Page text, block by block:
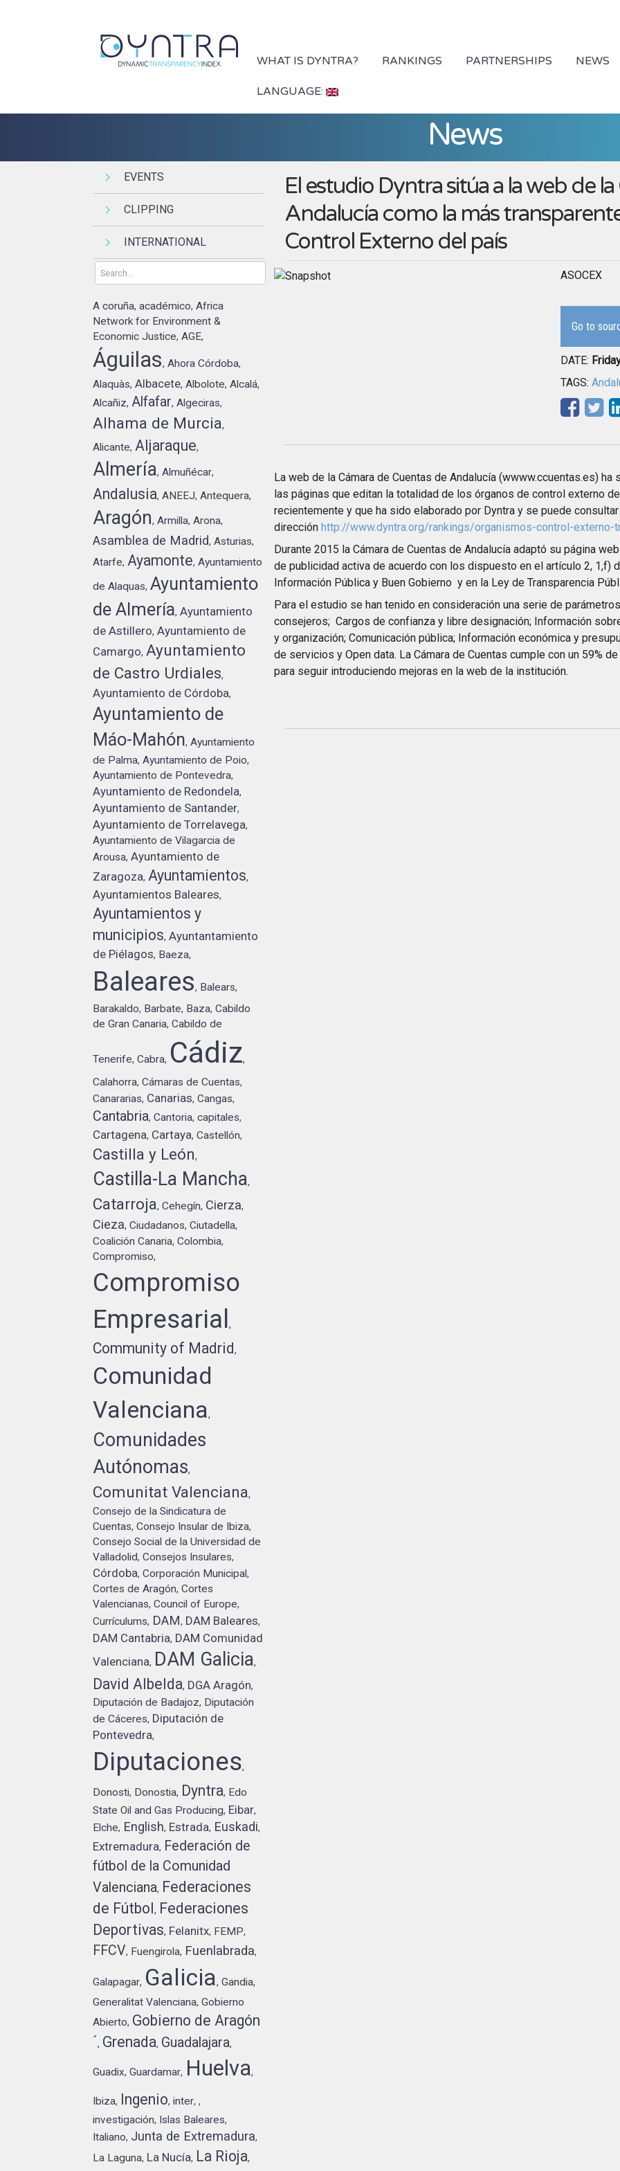
WHAT IS DYNTRA? RANKINGS PARTNERSHIPS NEWS
LANGUAGE:
News
EVENTS
CLIPPING
INTERNATIONAL
A coruña,académico,Africa
Network for Environment &
Economic Justice,AGE,
Águilas,Ahora Córdoba,
Alaquàs,Albacete,Albolote,Alcalá,
Alcañiz, Alfafar,Algeciras,
Alhama de Murcia,
Alicante, Aljaraque,
Almería,Almuñécar,
Andalusia,ANEEJ,Antequera,
Aragón,Armilla,Arona,
Asamblea de Madrid,Asturias,
Atarfe, Ayamonte,Ayuntamiento
de Alaquas,Ayuntamiento
de Almería,Ayuntamiento
de Astillero,Ayuntamiento de
Camargo, Ayuntamiento
de Castro Urdiales,
Ayuntamiento de Córdoba,
Ayuntamiento de
Máo-Mahón,Ayuntamiento
de Palma,Ayuntamiento de Poio,
Ayuntamiento de Pontevedra,
Ayuntamiento de Redondela,
Ayuntamiento de Santander,
Ayuntamiento de Torrelavega,
Ayuntamiento de Vilagarcia de
Arousa,Ayuntamiento de
Zaragoza, Ayuntamientos,
Ayuntamientos Baleares,
Ayuntamientos y
municipios,Ayuntantamiento
de Piélagos, Baeza,
Baleares, Balears,
Barakaldo, Barbate, Baza,Cabildo
de Gran Canaria,Cabildo de
Tenerife,Cabra, Cádiz,
Calahorra,Cámaras de Cuentas,
Canararias, Canarias,Cangas,
Cantabria,Cantoria,capitales,
Cartagena, Cartaya,Castellón,
Castilla y León,
Castilla-La Mancha,
Catarroja,Cehegín, Cierza,
Cieza,Ciudadanos,Ciutadella,
Coalición Canaria,Colombia,
Compromiso,
Compromiso
Empresarial,
Community of Madrid,
Comunidad
Valenciana,
Comunidades
Autónomas,
Comunitat Valenciana,
Consejo de la Sindicatura de
Cuentas,Consejo Insular de Ibiza,
Consejo Social de la Universidad de
Valladolid,Consejos Insulares,
Córdoba,Corporación Municipal,
Cortes de Aragón,Cortes
Valencianas,Council of Europe,
Currículums, DAM, DAM Baleares,
DAM Cantabria, DAM Comunidad
Valenciana, DAM Galicia,
David Albelda, DGA Aragón,
Diputación de Badajoz, Diputación
de Cáceres, Diputación de
Pontevedra,
Diputaciones,
Donosti, Donostia, Dyntra, Edo
State Oil and Gas Producing, Eibar,
Elche, English, Estrada, Euskadi,
Extremadura, Federación de
fútbol de la Comunidad
Valenciana, Federaciones
de Fútbol, Federaciones
Deportivas, Felanitx, FEMP,
FFCV, Fuengirola, Fuenlabrada,
Galapagar, Galicia,Gandia,
Generalitat Valenciana,Gobierno
Abierto, Gobierno de Aragón
´, Grenada, Guadalajara,
Guadix,Guardamar, Huelva,
Ibiza, Ingenio,inter,,
investigación, Islas Baleares,
Italiano, Junta de Extremadura,
La Laguna, La Nucía, La Rioja,
El estudio Dyntra sitúa a la web de
Andalucía como la más
Control Externo del país
ASOCEX
Go to
DATE:
TAGS:
La web de la Cámara de Cuentas de Andalucía (wwww.ccuentas.es)
las páginas que editan la totalidad de los órganos de control externo
recientemente y que ha sido elaborado por Dyntra y se puede
dirección http://www.dyntra.org/rankings/organismos-control-externo-
Durante 2015 la Cámara de Cuentas de Andalucía adaptó su página
de publicidad activa de acuerdo con los dispuesto en el artículo 2, 1,f)
Información Pública y Buen Gobierno y en la Ley de Transparencia
Para el estudio se han tenido en consideración una serie de
consejeros; Cargos de confianza y libre designación; Información
y organización; Comunicación pública; Información económica y
de servicios y Open data. La Cámara de Cuentas cumple con un 59%
para seguir introduciendo mejoras en la web de la institución.